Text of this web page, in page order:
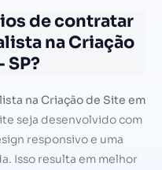
de contratar
na Criação
SP?
na Criação de Site em
seja desenvolvido com
responsivo e uma
Isso resulta em melhor